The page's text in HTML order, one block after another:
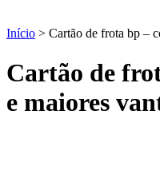
Início > Cartão de frota bp –
Cartão de
e maiores